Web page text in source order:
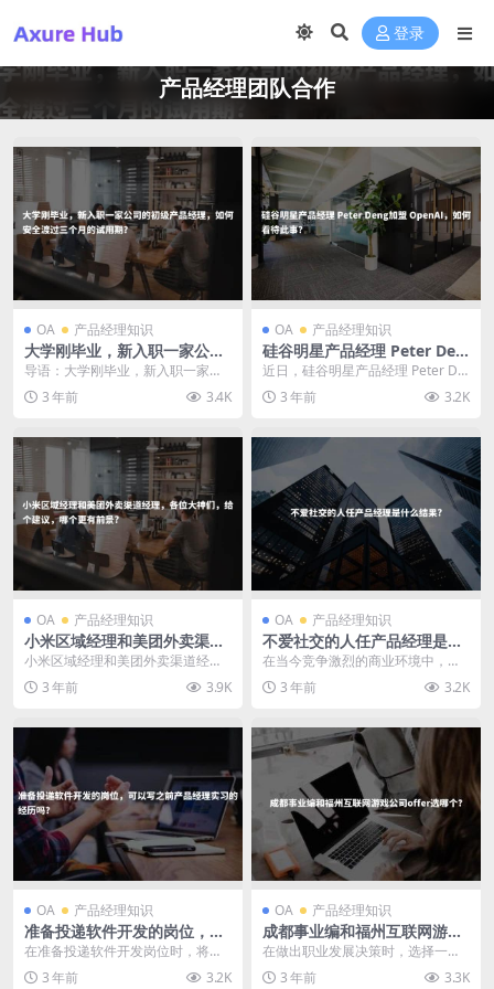
登录
产品经理团队合作
OA 产品经理知识
大学刚毕业，新入职一家公司
的初级产品经理，如何安全渡
过三个月的试用期？
导语：大学刚毕业，新入职一家公
司的初级产品经理，试用期对于良
好的职业发展至关重要...
3 年前 3.4K
OA 产品经理知识
硅谷明星产品经理 Peter Den
g加盟 OpenAI，如何看待此
事？
近日，硅谷明星产品经理 Peter De
ng 正式加盟人工智能公司 OpenA
I... 3 年前 3.2K
OA 产品经理知识
小米区域经理和美团外卖渠道
经理，各位大神们，给个建
议，哪个更有前景?
小米区域经理和美团外卖渠道经
理，哪个更有前景？ 作为小米区域
经理和美团外卖渠道经...
3 年前 3.9K
OA 产品经理知识
不爱社交的人任产品经理是什
么结果?
在当今竞争激烈的商业环境中，产
品经理是一个重要的角色。然而，
不爱社交的人是否适合...
3 年前 3.2K
OA 产品经理知识
准备投递软件开发的岗位，可
以写之前产品经理实习的经历
吗？
在准备投递软件开发岗位时，将之
前的产品经理实习经历纳入简历中
是完全可以的。虽然产...
3 年前 3.2K
OA 产品经理知识
成都事业编和福州互联网游戏
公司offer选哪个？
在做出职业发展决策时，选择一个
合适的工作机会非常重要。成都事
业编和福州互联网游戏...
3 年前 3.3K